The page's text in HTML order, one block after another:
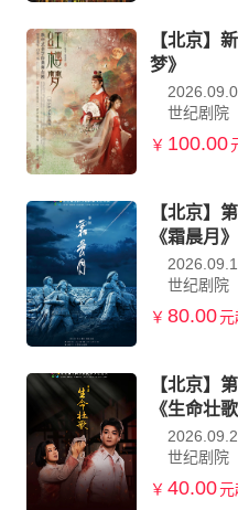
【北京】
梦》
世纪剧院
￥ 100.00
【北京】
《霜晨月》
世纪剧院
￥ 80.00元
【北京】
《生命壮歌
世纪剧院
￥ 40.00元